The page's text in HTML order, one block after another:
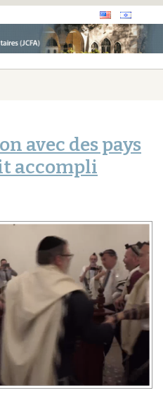
avec des pays
accompli